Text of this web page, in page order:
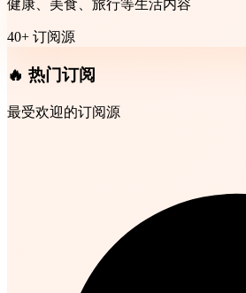
健康、美食、旅行等生活内容
40+ 订阅源
🔥 热门订阅
最受欢迎的订阅源